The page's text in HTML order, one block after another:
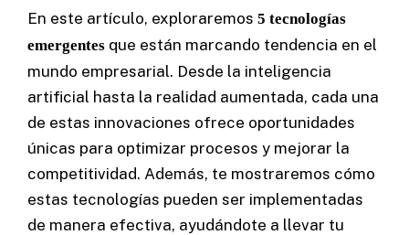
En este artículo, exploraremos 5 tecnologías
emergentes que están marcando tendencia en el
mundo empresarial. Desde la inteligencia
artificial hasta la realidad aumentada, cada una
de estas innovaciones ofrece oportunidades
únicas para optimizar procesos y mejorar la
competitividad. Además, te mostraremos cómo
estas tecnologías pueden ser implementadas
de manera efectiva, ayudándote a llevar tu
Contacto
Home
Servicios
Proyectos
Blog